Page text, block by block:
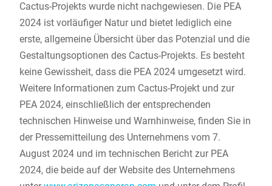
Cactus-Projekts wurde nicht nachgewiesen. Die PEA
2024 ist vorläufiger Natur und bietet lediglich eine
erste, allgemeine Übersicht über das Potenzial und die
Gestaltungsoptionen des Cactus-Projekts. Es besteht
keine Gewissheit, dass die PEA 2024 umgesetzt wird.
Weitere Informationen zum Cactus-Projekt und zur
PEA 2024, einschließlich der entsprechenden
technischen Hinweise und Warnhinweise, finden Sie in
der Pressemitteilung des Unternehmens vom 7.
August 2024 und im technischen Bericht zur PEA
2024, die beide auf der Website des Unternehmens